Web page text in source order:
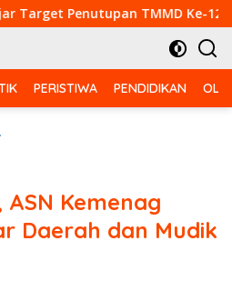
Penutupan TMMD Ke-129,
PERISTIWA PENDIDIKAN
ASN Kemenag
Daerah dan Mudik